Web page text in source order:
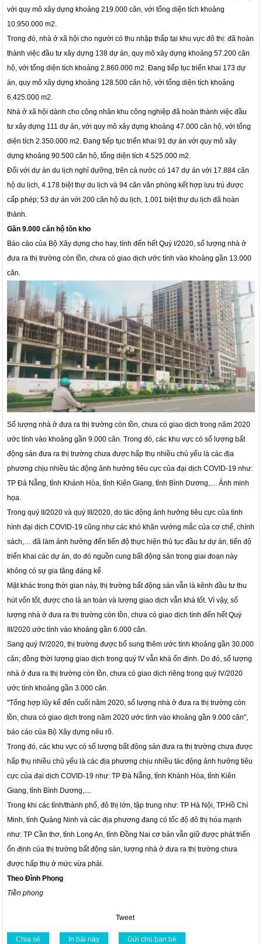
với quy mô xây dựng khoảng 219.000 căn, với tổng diện tích khoảng
10.950.000 m2.
Trong đó, nhà ở xã hội cho người có thu nhập thấp tại khu vực đô thị: đã hoàn
thành việc đầu tư xây dựng 138 dự án, quy mô xây dựng khoảng 57.200 căn
hộ, với tổng diện tích khoảng 2.860.000 m2. Đang tiếp tục triển khai 173 dự
án, quy mô xây dựng khoảng 128.500 căn hộ, với tổng diện tích khoảng
6.425.000 m2.
Nhà ở xã hội dành cho công nhân khu công nghiệp đã hoàn thành việc đầu
tư xây dựng 111 dự án, với quy mô xây dựng khoảng 47.000 căn hộ, với tổng
diện tích 2.350.000 m2. Đang tiếp tục triển khai 91 dự án với quy mô xây
dựng khoảng 90.500 căn hộ, tổng diện tích 4.525.000 m2.
Đối với dự án du lịch nghỉ dưỡng, trên cả nước có 147 dự án với 17.884 căn
hộ du lịch, 4.178 biệt thự du lịch và 94 căn văn phòng kết hợp lưu trú được
cấp phép; 53 dự án với 200 căn hộ du lịch, 1.001 biệt thự du lịch đã hoàn
thành.
Gần 9.000 căn hộ tồn kho
Báo cáo của Bộ Xây dựng cho hay, tính đến hết Quý I/2020, số lượng nhà ở
đưa ra thị trường còn tồn, chưa có giao dịch ước tính vào khoảng gần 13.000
căn.
Số lượng nhà ở đưa ra thị trường còn tồn, chưa có giao dịch trong năm 2020
ước tính vào khoảng gần 9.000 căn. Trong đó, các khu vực có số lượng bất
động sản đưa ra thị trường chưa được hấp thụ nhiều chủ yếu là các địa
phương chịu nhiều tác động ảnh hưởng tiêu cực của đại dịch COVID-19 như:
TP Đà Nẵng, tỉnh Khánh Hòa, tỉnh Kiên Giang, tỉnh Bình Dương,.... Ảnh minh
họa.
Trong quý II/2020 và quý III/2020, do tác động ảnh hưởng tiêu cực của tình
hình đại dịch COVID-19 cũng như các khó khăn vướng mắc của cơ chế, chính
sách,… đã làm ảnh hưởng đến tiến độ thực hiện thủ tục đầu tư dự án, tiến độ
triển khai các dự án, do đó nguồn cung bất động sản trong giai đoạn này
không có sự gia tăng đáng kể.
Mặt khác trong thời gian này, thị trường bất động sản vẫn là kênh đầu tư thu
hút vốn tốt, được cho là an toàn và lượng giao dịch vẫn khá tốt. Vì vậy, số
lượng nhà ở đưa ra thị trường còn tồn, chưa có giao dịch tính đến hết Quý
III/2020 ước tính vào khoảng gần 6.000 căn.
Sang quý IV/2020, thị trường được bổ sung thêm ước tính khoảng gần 30.000
căn; đồng thời lượng giao dịch trong quý IV vẫn khá ổn định. Do đó, số lượng
nhà ở đưa ra thị trường còn tồn, chưa có giao dịch riêng trong quý IV/2020
ước tính khoảng gần 3.000 căn.
"Tổng hợp lũy kế đến cuối năm 2020, số lượng nhà ở đưa ra thị trường còn
tồn, chưa có giao dịch trong năm 2020 ước tính vào khoảng gần 9.000 căn",
báo cáo của Bộ Xây dựng nêu rõ.
Trong đó, các khu vực có số lượng bất động sản đưa ra thị trường chưa được
hấp thụ nhiều chủ yếu là các địa phương chịu nhiều tác động ảnh hưởng tiêu
cực của đại dịch COVID-19 như: TP Đà Nẵng, tỉnh Khánh Hòa, tỉnh Kiên
Giang, tỉnh Bình Dương,....
Trong khi các tỉnh/thành phố, đô thị lớn, tập trung như: TP Hà Nội, TP.Hồ Chí
Minh, tỉnh Quảng Ninh và các địa phương đang có tốc độ đô thị hóa mạnh
như: TP Cần thơ, tỉnh Long An, tỉnh Đồng Nai cơ bản vẫn giữ được phát triển
ổn định của thị trường bất động sản, lượng nhà ở đưa ra thị trường chưa
được hấp thụ ở mức vừa phải.
Theo Đình Phong
Tiền phong
Tweet
Chia sẻ In bài này Gửi cho bạn bè